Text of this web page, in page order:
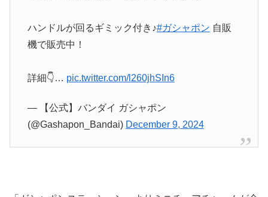
ハンドルが回るギミック付き♪#ガシャポン 自販
機で販売中！
詳細👇… pic.twitter.com/l260jhSIn6
— 【公式】バンダイ ガシャポン
(@Gashapon_Bandai) December 9, 2024